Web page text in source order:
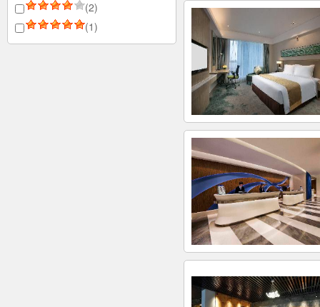
(2)
(1)